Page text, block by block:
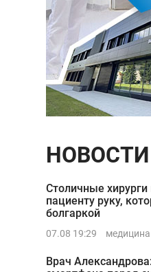
НОВОСТИ
Столичные хирурги
пациенту руку,
болгаркой
07.08 19:29 медицина
Врач